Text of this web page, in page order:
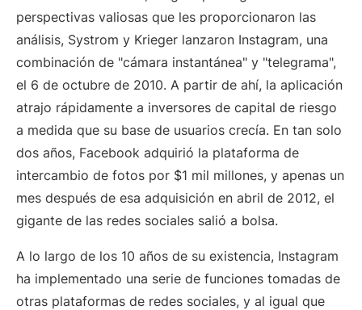
perspectivas valiosas que les proporcionaron las
análisis, Systrom y Krieger lanzaron Instagram, una
combinación de "cámara instantánea" y "telegrama",
el 6 de octubre de 2010. A partir de ahí, la aplicación
atrajo rápidamente a inversores de capital de riesgo
a medida que su base de usuarios crecía. En tan solo
dos años, Facebook adquirió la plataforma de
intercambio de fotos por $1 mil millones, y apenas un
mes después de esa adquisición en abril de 2012, el
gigante de las redes sociales salió a bolsa.
A lo largo de los 10 años de su existencia, Instagram
ha implementado una serie de funciones tomadas de
otras plataformas de redes sociales, y al igual que